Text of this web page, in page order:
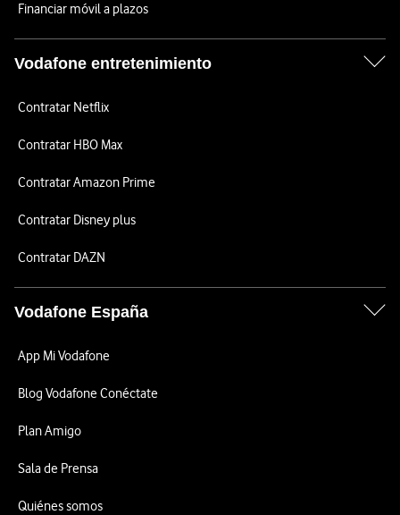
Financiar móvil a plazos
Vodafone entretenimiento
Contratar Netflix
Contratar HBO Max
Contratar Amazon Prime
Contratar Disney plus
Contratar DAZN
Vodafone España
App Mi Vodafone
Blog Vodafone Conéctate
Plan Amigo
Sala de Prensa
Quiénes somos